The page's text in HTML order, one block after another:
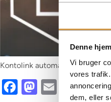
Denne
Vi bruger
vores
dem, eller
Kontolink automates receipts
Facebook
Mastodon
Email